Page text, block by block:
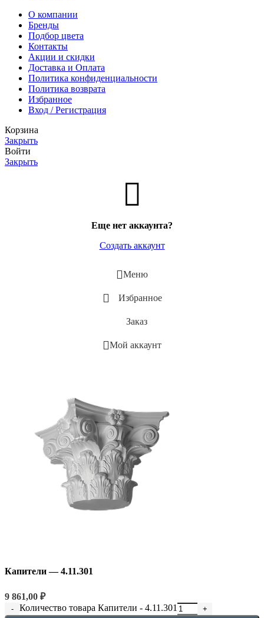
О компании
Бренды
Подбор цвета
Контакты
Акции и скидки
Доставка и Оплата
Политика конфиденциальности
Политика возврата
Избранное
Вход / Регистрация
Корзина
Закрыть
Войти
Закрыть
Еще нет аккаунта?
Создать аккаунт
Меню
Избранное
Заказ
Мой аккаунт
Капители — 4.11.301
9 861,00 ₽
Количество товара Капители - 4.11.301